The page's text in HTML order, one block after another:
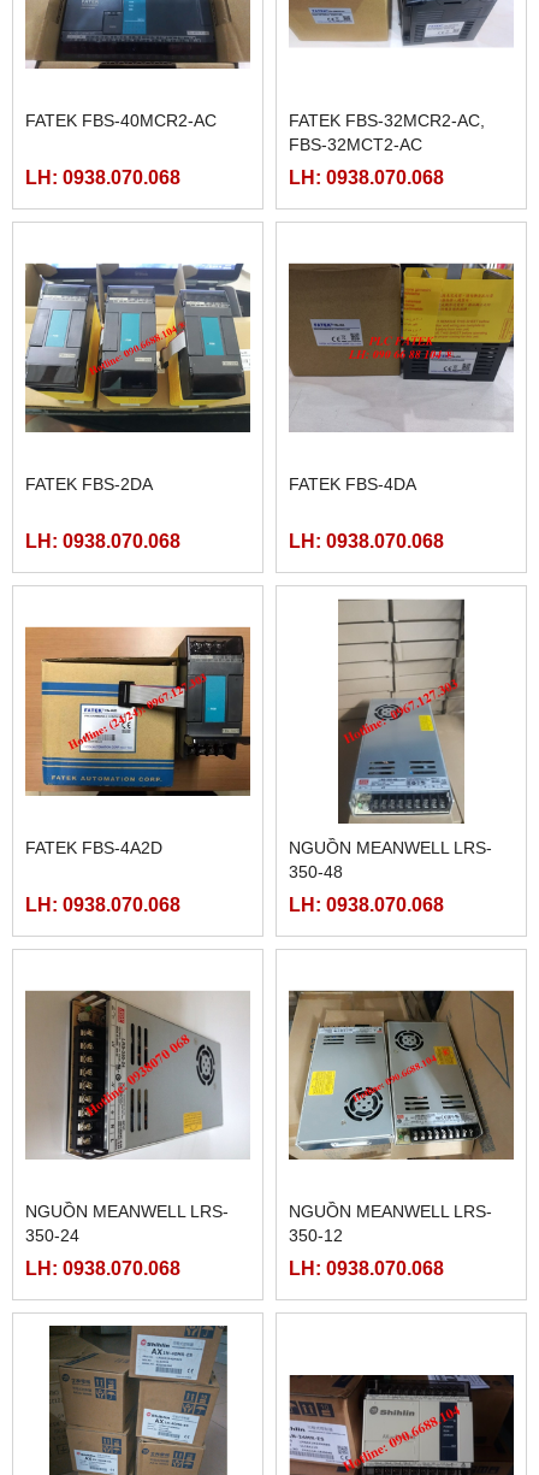
FATEK FBS-40MCR2-AC
LH: 0938.070.068
FATEK FBS-32MCR2-AC,
FBS-32MCT2-AC
LH: 0938.070.068
FATEK FBS-2DA
LH: 0938.070.068
FATEK FBS-4DA
LH: 0938.070.068
FATEK FBS-4A2D
LH: 0938.070.068
NGUỒN MEANWELL LRS-
350-48
LH: 0938.070.068
NGUỒN MEANWELL LRS-
350-24
LH: 0938.070.068
NGUỒN MEANWELL LRS-
350-12
LH: 0938.070.068